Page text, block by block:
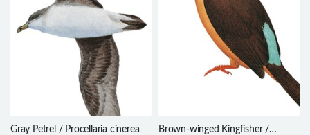
Gray Petrel / Procellaria cinerea
Brown-winged Kingfisher /